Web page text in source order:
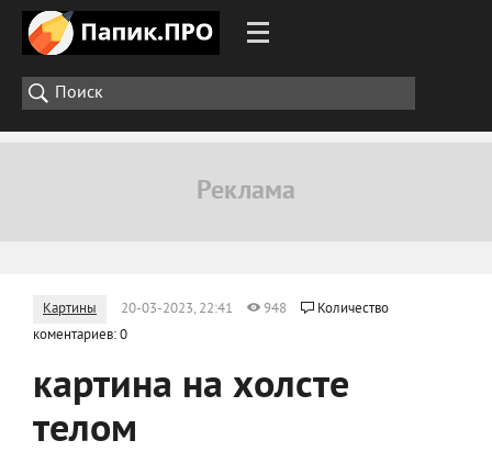
Картины 20-03-2023, 22:41 948
Количество
коментариев: 0
картина на холсте
телом